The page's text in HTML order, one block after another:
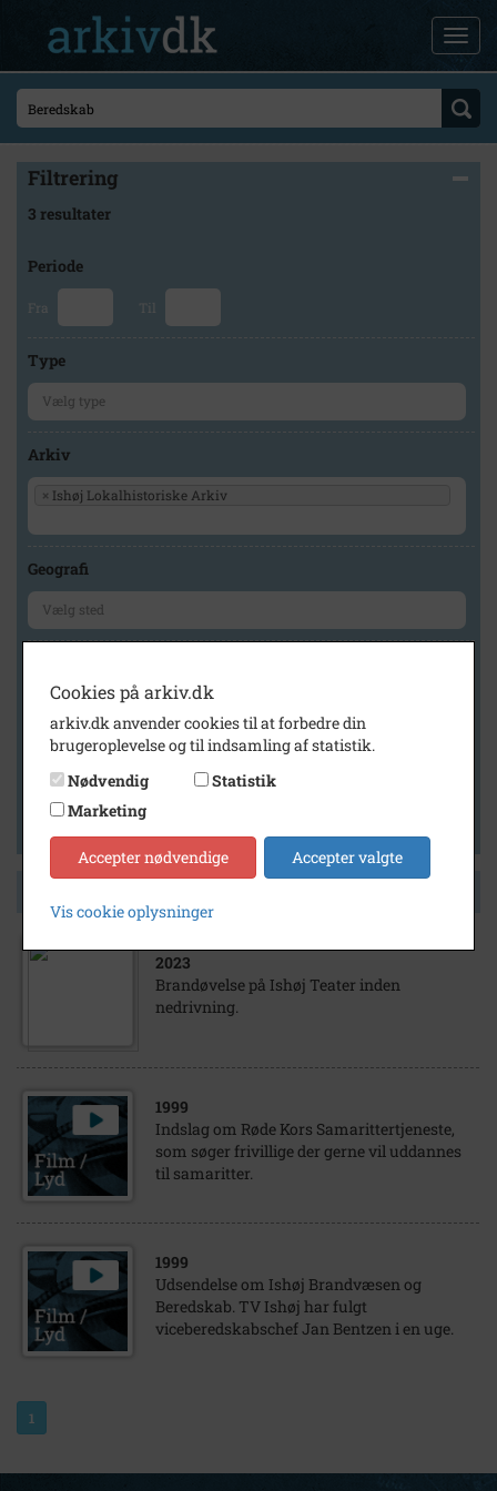
Filtrering
3 resultater
Periode
Fra Til
Type
Arkiv
× Ishøj Lokalhistoriske Arkiv
Geografi
Vis kun med billeder
Vis kun med filmklip
Vis kun med kilder
2023
Brandøvelse på Ishøj Teater inden
nedrivning.
1999
Indslag om Røde Kors Samarittertjeneste,
som søger frivillige der gerne vil uddannes
til samaritter.
1999
Udsendelse om Ishøj Brandvæsen og
Beredskab. TV Ishøj har fulgt
viceberedskabschef Jan Bentzen i en uge.
1
Cookies på arkiv.dk
arkiv.dk anvender cookies til at forbedre din
brugeroplevelse og til indsamling af statistik.
Nødvendig
Statistik
Marketing
Accepter nødvendige Accepter valgte
Vis cookie oplysninger